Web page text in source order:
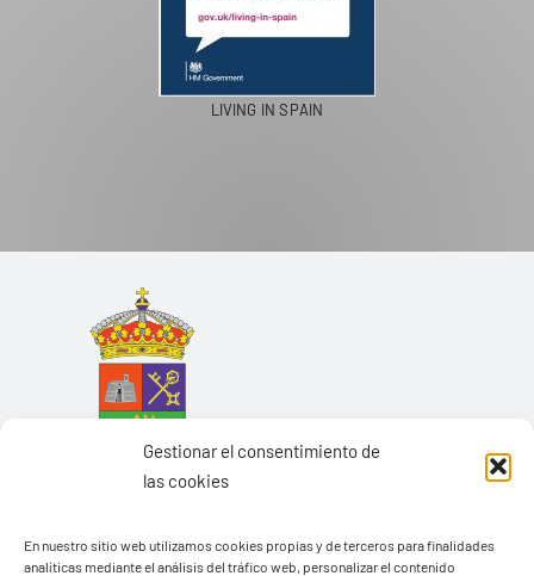
Gestionar el consentimiento de
las cookies
En nuestro sitio web utilizamos cookies propias y de terceros para finalidades
analíticas mediante el análisis del tráfico web, personalizar el contenido
PASEOS EN CAMELLO